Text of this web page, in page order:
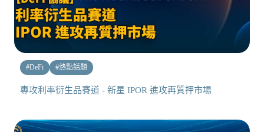
#DeFi #熱點話題
專攻利率衍生品賽道 - 新星 IPOR 進攻再質押市場